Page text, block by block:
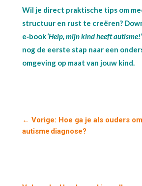
Wil je direct praktische tips om
structuur en rust te creëren?
e‑book‘Help, mijn kind heeft autisme!’
nog de eerste stap naar een
omgeving op maat van jouw kind.
← Vorige: Hoe ga je als ouders
autisme diagnose?